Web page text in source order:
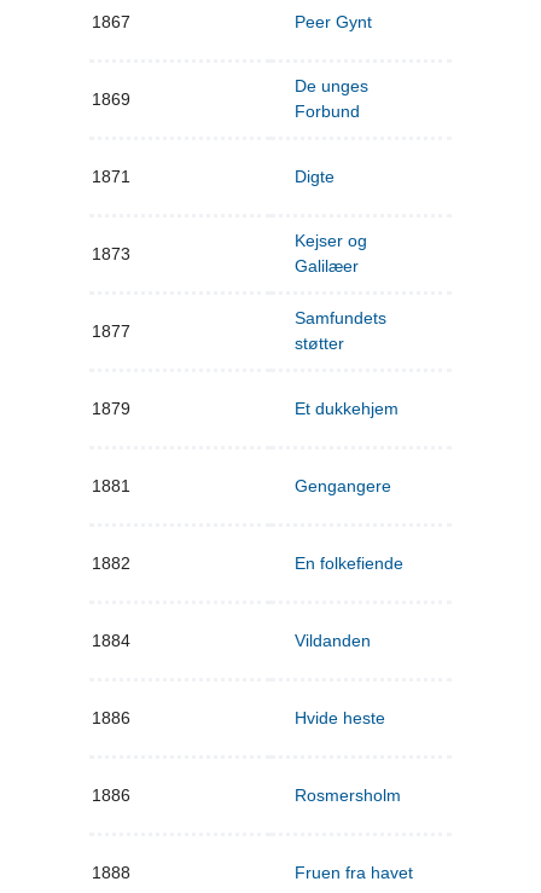
1867 Peer Gynt
1869
De unges
Forbund
1871 Digte
1873
Kejser og
Galilæer
1877
Samfundets
støtter
1879 Et dukkehjem
1881 Gengangere
1882 En folkefiende
1884 Vildanden
1886 Hvide heste
1886 Rosmersholm
1888 Fruen fra havet